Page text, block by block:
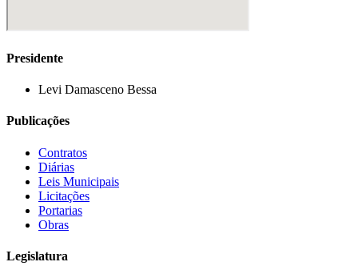
Presidente
Levi Damasceno Bessa
Publicações
Contratos
Diárias
Leis Municipais
Licitações
Portarias
Obras
Legislatura